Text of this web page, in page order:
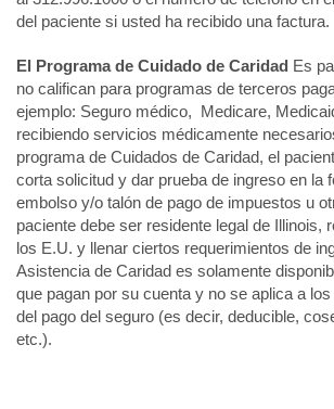
del paciente si usted ha recibido una factura.
El Programa de Cuidado de Caridad Es
no califican para programas de terceros
ejemplo: Seguro médico, Medicare,
recibiendo servicios médicamente
programa de Cuidados de Caridad, el
corta solicitud y dar prueba de ingreso en la
embolso y/o talón de pago de impuestos u
paciente debe ser residente legal de Illinois,
los E.U. y llenar ciertos requerimientos de
Asistencia de Caridad es solamente
que pagan por su cuenta y no se aplica a
del pago del seguro (es decir, deducible,
etc.).